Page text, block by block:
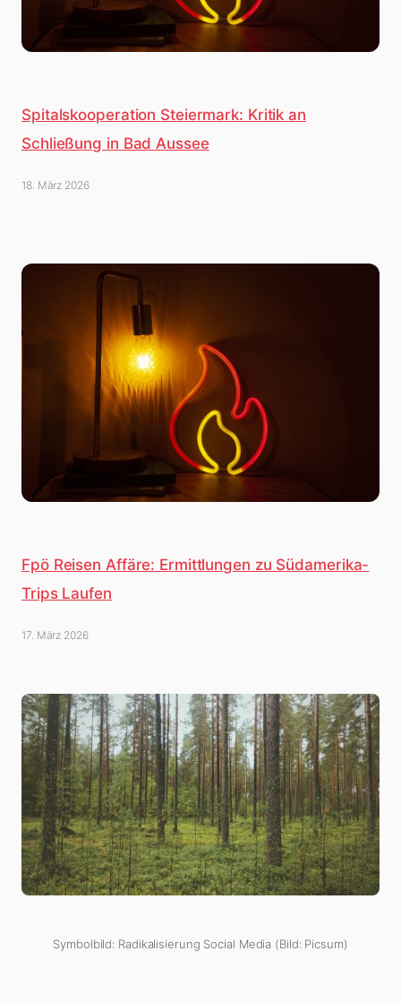
Spitalskooperation Steiermark: Kritik an
Schließung in Bad Aussee
18. März 2026
Fpö Reisen Affäre: Ermittlungen zu Südamerika-
Trips Laufen
17. März 2026
Symbolbild: Radikalisierung Social Media (Bild: Picsum)